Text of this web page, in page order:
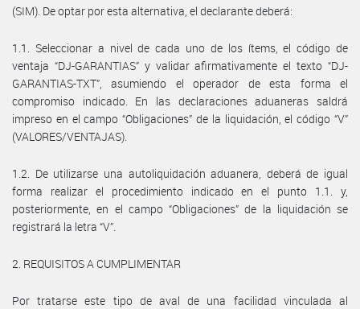
(SIM). De optar por esta alternativa, el declarante deberá:
1.1. Seleccionar a nivel de cada uno de los ítems, el código de
ventaja “DJ-GARANTIAS” y validar afirmativamente el texto “DJ-
GARANTIAS-TXT”, asumiendo el operador de esta forma el
compromiso indicado. En las declaraciones aduaneras saldrá
impreso en el campo “Obligaciones” de la liquidación, el código “V”
(VALORES/VENTAJAS).
1.2. De utilizarse una autoliquidación aduanera, deberá de igual
forma realizar el procedimiento indicado en el punto 1.1. y,
posteriormente, en el campo “Obligaciones” de la liquidación se
registrará la letra “V”.
2. REQUISITOS A CUMPLIMENTAR
Por tratarse este tipo de aval de una facilidad vinculada al